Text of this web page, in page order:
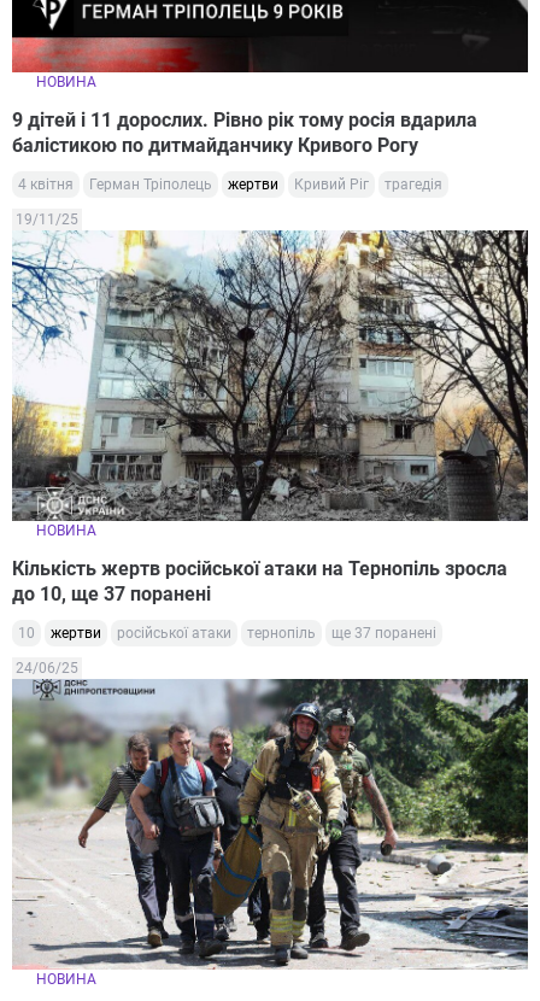
НОВИНА
9 дітей і 11 дорослих. Рівно рік тому росія вдарила
балістикою по дитмайданчику Кривого Рогу
4 квітня Герман Тріполець жертви Кривий Ріг трагедія
19/11/25
НОВИНА
Кількість жертв російської атаки на Тернопіль зросла
до 10, ще 37 поранені
10 жертви російської атаки тернопіль ще 37 поранені
24/06/25
НОВИНА